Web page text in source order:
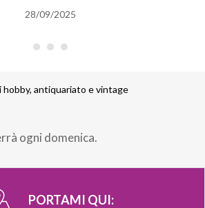
28/09/2025
hobby, antiquariato e vintage
ogni domenica.
PORTAMI QUI: